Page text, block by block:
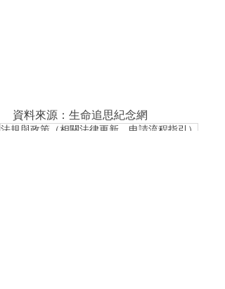
資料來源： 生命追思紀念網
法規與政策（相關法律更新、申請流程指引）